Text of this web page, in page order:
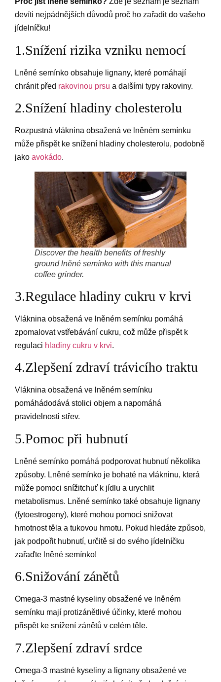
devíti nejpádnějších důvodů proč ho zařadit do vašeho
jídelníčku!
1.Snížení rizika vzniku nemocí
Lněné semínko obsahuje lignany, které pomáhají
chránit před rakovinou prsu a dalšími typy rakoviny.
2.Snížení hladiny cholesterolu
Rozpustná vláknina obsažená ve lněném semínku
může přispět ke snížení hladiny cholesterolu, podobně
jako avokádo.
Discover the health benefits of freshly
ground lněné semínko with this manual
coffee grinder.
3.Regulace hladiny cukru v krvi
Vláknina obsažená ve lněném semínku pomáhá
zpomalovat vstřebávání cukru, což může přispět k
regulaci hladiny cukru v krvi.
4.Zlepšení zdraví trávicího traktu
Vláknina obsažená ve lněném semínku
pomáhádodává stolici objem a napomáhá
pravidelnosti střev.
5.Pomoc při hubnutí
Lněné semínko pomáhá podporovat hubnutí několika
způsoby. Lněné semínko je bohaté na vlákninu, která
může pomoci snížitchuť k jídlu a urychlit
metabolismus. Lněné semínko také obsahuje lignany
(fytoestrogeny), které mohou pomoci snižovat
hmotnost těla a tukovou hmotu. Pokud hledáte způsob,
jak podpořit hubnutí, určitě si do svého jídelníčku
zařaďte lněné semínko!
6.Snižování zánětů
Omega-3 mastné kyseliny obsažené ve lněném
semínku mají protizánětlivé účinky, které mohou
přispět ke snížení zánětů v celém těle.
7.Zlepšení zdraví srdce
Omega-3 mastné kyseliny a lignany obsažené ve